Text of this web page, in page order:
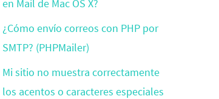
en Mail de Mac OS X?
¿Cómo envío correos con PHP por
SMTP? (PHPMailer)
Mi sitio no muestra correctamente
los acentos o caracteres especiales